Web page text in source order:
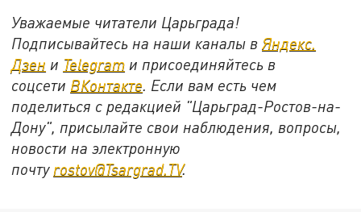
Уважаемые читатели Царьграда!
Подписывайтесь на наши каналы в Яндекс.
Дзен и Telegram и присоединяйтесь в
соцсети ВКонтакте . Если вам есть чем
поделиться с редакцией "Царьград-Ростов-на-
Дону", присылайте свои наблюдения, вопросы,
новости на электронную
почту rostov@Tsargrad.ТV.